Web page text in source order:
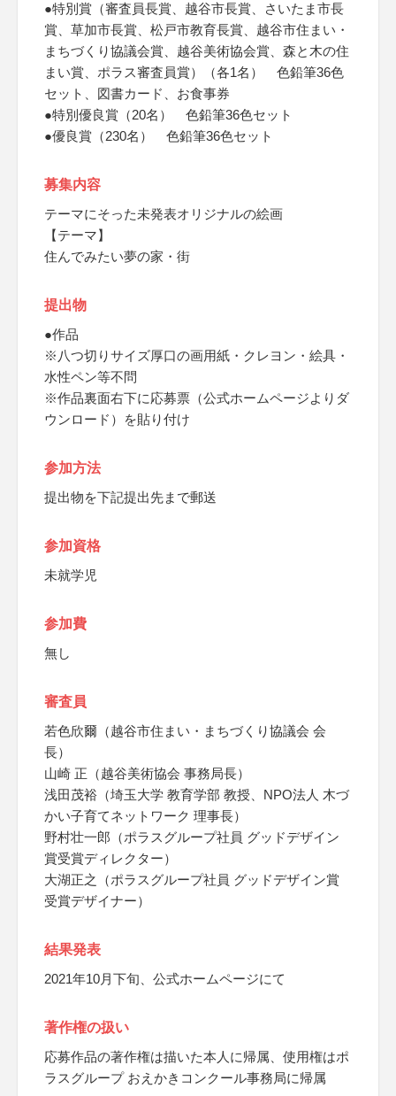
●特別賞（審査員長賞、越谷市長賞、さいたま市長
賞、草加市長賞、松戸市教育長賞、越谷市住まい・
まちづくり協議会賞、越谷美術協会賞、森と木の住
まい賞、ポラス審査員賞）（各1名） 色鉛筆36色
セット、図書カード、お食事券
●特別優良賞（20名） 色鉛筆36色セット
●優良賞（230名） 色鉛筆36色セット
募集内容
テーマにそった未発表オリジナルの絵画
【テーマ】
住んでみたい夢の家・街
提出物
●作品
※八つ切りサイズ厚口の画用紙・クレヨン・絵具・
水性ペン等不問
※作品裏面右下に応募票（公式ホームページよりダ
ウンロード）を貼り付け
参加方法
提出物を下記提出先まで郵送
参加資格
未就学児
参加費
無し
審査員
若色欣爾（越谷市住まい・まちづくり協議会 会
長）
山崎 正（越谷美術協会 事務局長）
浅田茂裕（埼玉大学 教育学部 教授、NPO法人 木づ
かい子育てネットワーク 理事長）
野村壮一郎（ポラスグループ社員 グッドデザイン
賞受賞ディレクター）
大湖正之（ポラスグループ社員 グッドデザイン賞
受賞デザイナー）
結果発表
2021年10月下旬、公式ホームページにて
著作権の扱い
応募作品の著作権は描いた本人に帰属、使用権はポ
ラスグループ おえかきコンクール事務局に帰属